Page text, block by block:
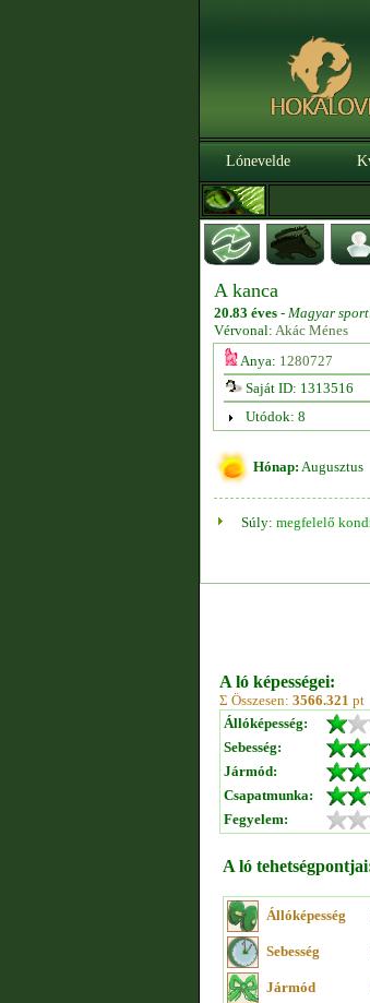
Lónevelde
A kanca
20.83 éves - Magyar
Vérvonal: Akác Ménes
Anya: 1280727
Saját ID: 1313516
Utódok: 8
Hónap: Augusztus
Súly: megfelelő
A ló képességei:
Σ Összesen: 3566.321 pt
Állóképesség:
Sebesség:
Jármód:
Csapatmunka:
Fegyelem:
A ló
Állóképesség
Sebesség
Jármód